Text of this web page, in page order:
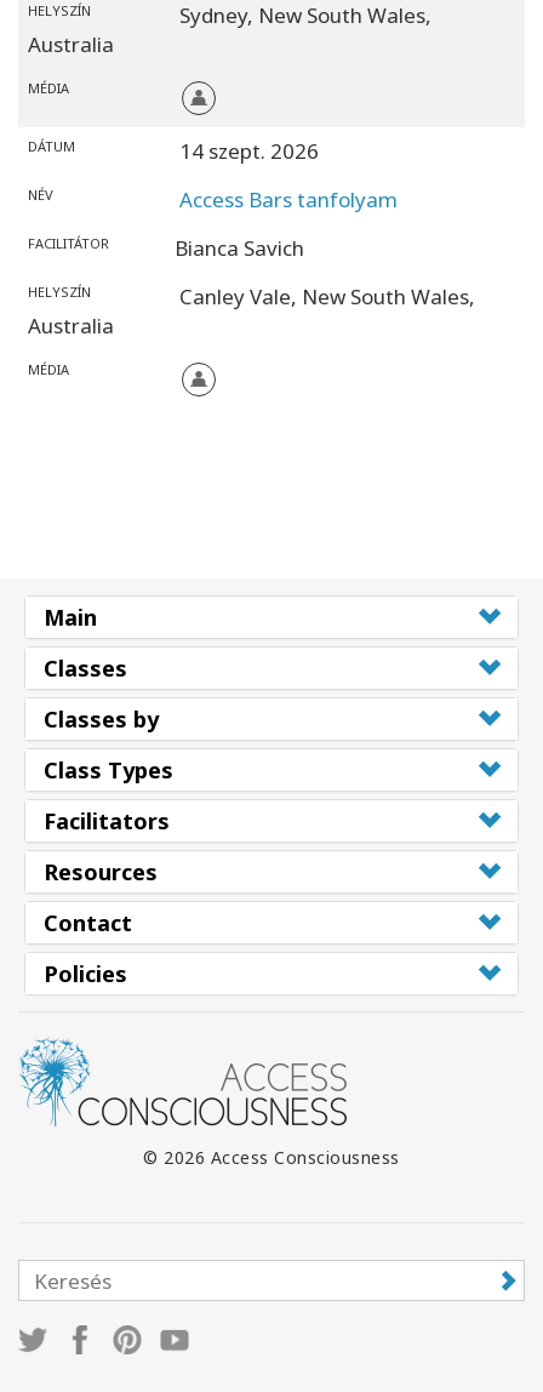
HELYSZÍN Sydney, New South Wales,
Australia
MÉDIA
DÁTUM 14 szept. 2026
NÉV Access Bars tanfolyam
FACILITÁTOR Bianca Savich
HELYSZÍN Canley Vale, New South Wales,
Australia
MÉDIA
Main
Classes
Classes by
Class Types
Facilitators
Resources
Contact
Policies
© 2026 Access Consciousness